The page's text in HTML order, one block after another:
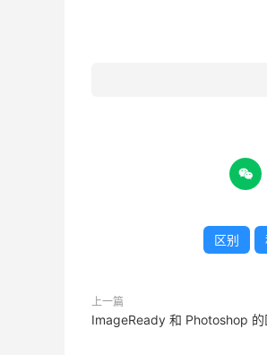

区别
上一篇
ImageReady 和 Photoshop 的